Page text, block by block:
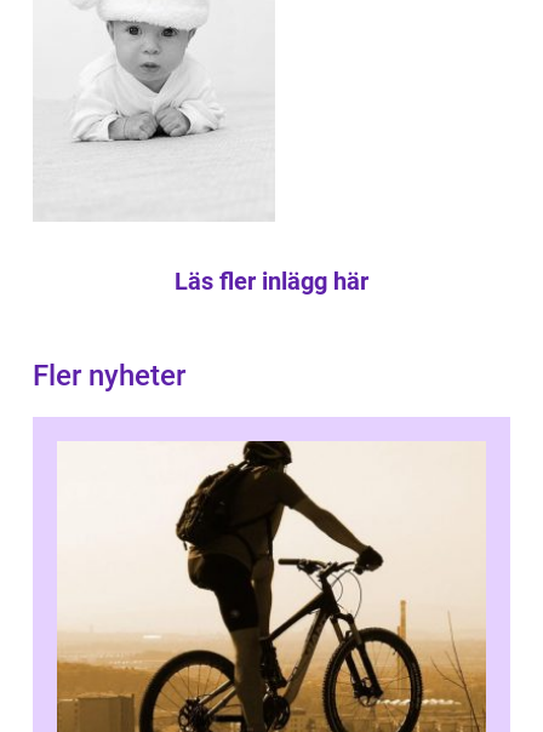
Läs fler inlägg här
Fler nyheter